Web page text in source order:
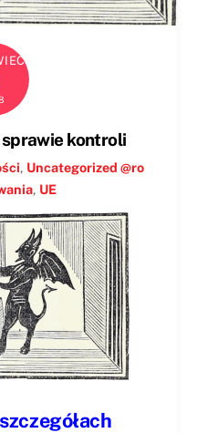
sprawie kontroli
, Uncategorized @ro
, UE